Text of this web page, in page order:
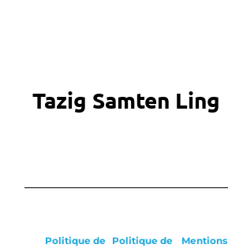
Tazig Samten Ling
Politique de Politique de
Mentions